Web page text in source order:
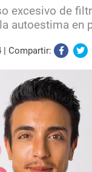
excesivo de
autoestima en
Compartir: